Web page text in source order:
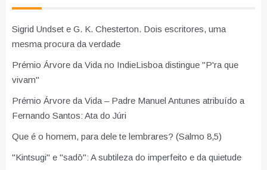
Sigrid Undset e G. K. Chesterton. Dois escritores, uma
mesma procura da verdade
Prémio Árvore da Vida no IndieLisboa distingue "P'ra que
vivam"
Prémio Árvore da Vida – Padre Manuel Antunes atribuído a
Fernando Santos: Ata do Júri
Que é o homem, para dele te lembrares? (Salmo 8,5)
"Kintsugi" e "sadō": A subtileza do imperfeito e da quietude